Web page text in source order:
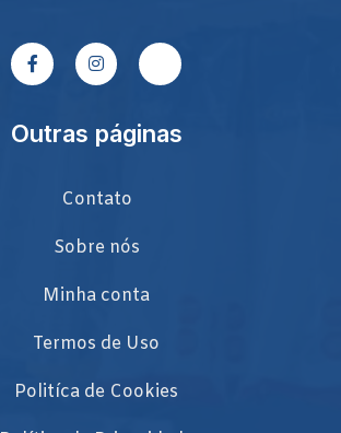
Outras páginas
Contato
Sobre nós
Minha conta
Termos de Uso
Politíca de Cookies